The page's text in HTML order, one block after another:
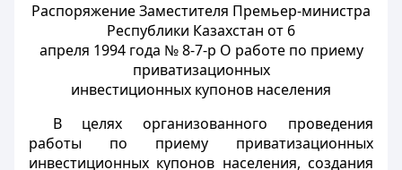
Распоряжение Заместителя Премьер-министра
Республики Казахстан от 6
апреля 1994 года № 8-7-р О работе по приему
приватизационных
инвестиционных купонов населения
В целях организованного проведения
работы по приему приватизационных
инвестиционных купонов населения, создания